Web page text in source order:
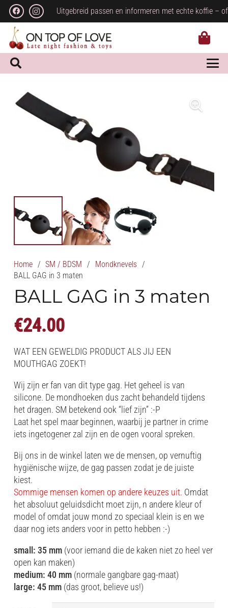
Uitgebreid passen en informeren met echte koffie –
Home / SM / BDSM / Mondknevels /
BALL GAG in 3 maten
BALL GAG in 3 maten
€24.00
WAT EEN GEWELDIG PRODUCT ALS JIJ EEN
MOUTHGAG ZOEKT!
Wij zijn er fan van dit type gag. Het geheel is van
silicone. De mondhoeken dus zacht behandeld tijdens
het dragen. SM betekend ook “lief zijn” :-P
Laat het spel maar beginnen, waarbij je partner in crime
iets ingetogener zal zijn en de ogen vooral spreken.
Bij ons in de winkel laten we de mensen, op vernuftig
hygiënische wijze, de gag passen zodat je de juiste
kiest.
Sommige mensen komen op andere keuzes uit. Omdat
het absoluut geluidsdicht moet zijn, n andere kleur of
model of omdat jouw mond zo speciaal klein is en we
daar nog iets anders voor in petto hebben :-)
small: 35 mm (voor iemand die de kaken niet zo heel ver
open kan maken)
medium: 40 mm (normale gangbare gag-maat)
large: 45 mm (das groot, believe us!)